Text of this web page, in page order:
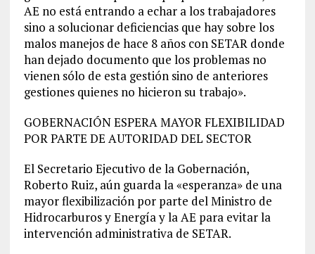
AE no está entrando a echar a los trabajadores
sino a solucionar deficiencias que hay sobre los
malos manejos de hace 8 años con SETAR donde
han dejado documento que los problemas no
vienen sólo de esta gestión sino de anteriores
gestiones quienes no hicieron su trabajo».
GOBERNACIÓN ESPERA MAYOR FLEXIBILIDAD
POR PARTE DE AUTORIDAD DEL SECTOR
El Secretario Ejecutivo de la Gobernación,
Roberto Ruiz, aún guarda la «esperanza» de una
mayor flexibilización por parte del Ministro de
Hidrocarburos y Energía y la AE para evitar la
intervención administrativa de SETAR.